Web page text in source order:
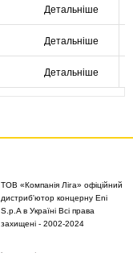
Детальніше
Детальніше
Детальніше
ТОВ «Компанія Ліга» офіційний
дистриб'ютор концерну Eni
S.p.A в Україні Всі права
захищені - 2002-2024